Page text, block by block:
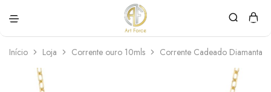
Force
personalizadas
Início Loja Corrente ouro 10mls Corrente Cadeado